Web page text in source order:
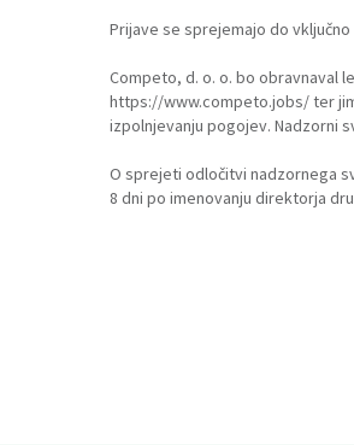
Prijave se sprejemajo do vključno
Competo, d. o. o. bo obravnaval
https://www.competo.jobs/ter
izpolnjevanju pogojev. Nadzorni
O sprejeti odločitvi nadzornega
8 dni po imenovanju direktorja